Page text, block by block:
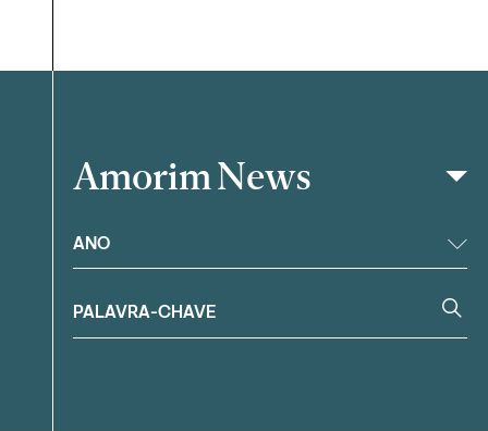
Filtrar
Amorim News
ANO